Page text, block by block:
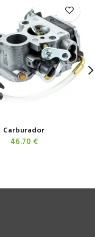
Carburador
46.70 €